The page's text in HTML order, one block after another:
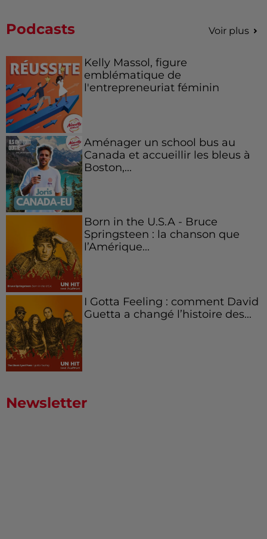
Podcasts Voir plus
Kelly Massol, figure
emblématique de
l'entrepreneuriat féminin
Aménager un school bus au
Canada et accueillir les bleus à
Boston,...
Born in the U.S.A - Bruce
Springsteen : la chanson que
l’Amérique...
I Gotta Feeling : comment David
Guetta a changé l’histoire des...
Newsletter